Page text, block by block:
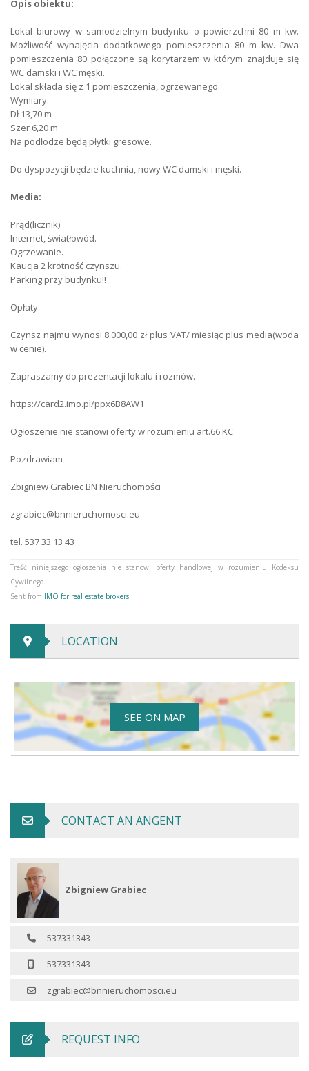
Deposit
Rental period 1 rok
Rent type lease from the owner
Retail space
Ownership form
Number of parking spaces
Electricity
Heating
Sewerage
Number of entrances
Security Type
Fencing
Road Type
Premises type
Heating
Opis obiektu:
Lokal biurowy w samodzielnym budynku o powierzchni 80 m kw.
Możliwość wynajęcia dodatkowego pomieszczenia 80 m kw. Dwa
pomieszczenia 80 połączone są korytarzem w którym znajduje się
WC damski i WC męski.
Lokal składa się z 1 pomieszczenia, ogrzewanego.
Wymiary:
Dł 13,70 m
Szer 6,20 m
Na podłodze będą płytki gresowe.
Do dyspozycji będzie kuchnia, nowy WC damski i męski.
Media:
Prąd(licznik)
Internet, światłowód.
Ogrzewanie.
Kaucja 2 krotność czynszu.
Parking przy budynku!!
Opłaty:
Czynsz najmu wynosi 8.000,00 zł plus VAT/ miesiąc plus media(woda
w cenie).
Zapraszamy do prezentacji lokalu i rozmów.
https://card2.imo.pl/ppx6B8AW1
Ogłoszenie nie stanowi oferty w rozumieniu art.66 KC
Pozdrawiam
Zbigniew Grabiec BN Nieruchomości
zgrabiec@bnnieruchomosci.eu
tel. 537 33 13 43
Treść niniejszego ogłoszenia nie stanowi oferty handlowej w rozumieniu Kodeksu
Cywilnego.
Sent from IMO for real estate brokers
LOCATION
SEE ON MAP
CONTACT AN ANGENT
Zbigniew Grabiec
537331343
537331343
zgrabiec@bnnieruchomosci.eu
REQUEST INFO